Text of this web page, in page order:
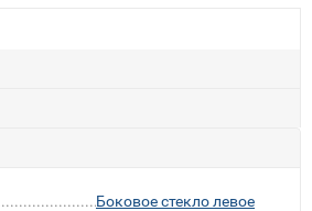
Боковое стекло левое